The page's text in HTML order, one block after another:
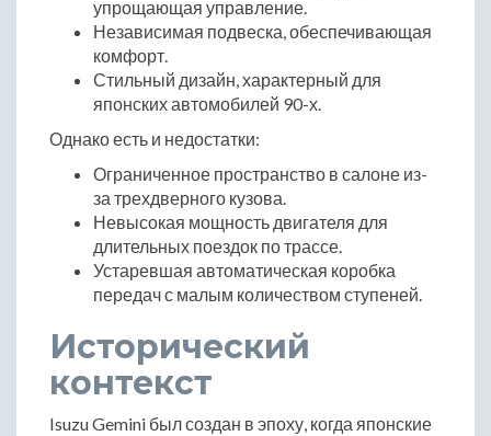
упрощающая управление.
Независимая подвеска, обеспечивающая
комфорт.
Стильный дизайн, характерный для
японских автомобилей 90-х.
Однако есть и недостатки:
Ограниченное пространство в салоне из-
за трехдверного кузова.
Невысокая мощность двигателя для
длительных поездок по трассе.
Устаревшая автоматическая коробка
передач с малым количеством ступеней.
Исторический
контекст
Isuzu Gemini был создан в эпоху, когда японские